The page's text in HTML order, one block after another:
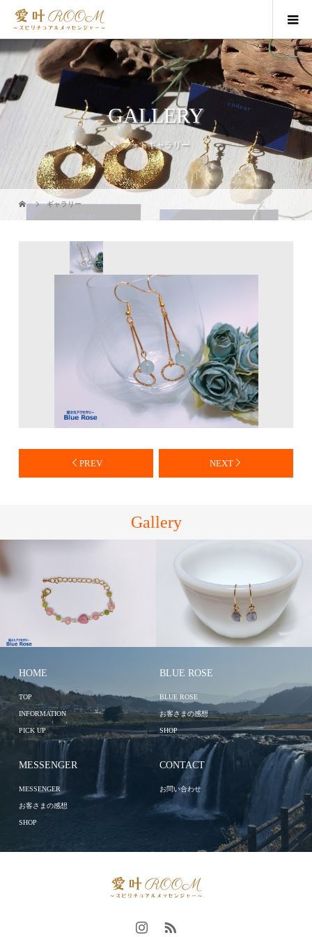
GALLERY
フォトギャラリー
ギャラリー
PREV NEXT
Gallery
HOME
TOP
INFORMATION
PICK UP
BLUE ROSE
BLUE ROSE
お客さまの感想
SHOP
MESSENGER
MESSENGER
お客さまの感想
SHOP
CONTACT
お問い合わせ